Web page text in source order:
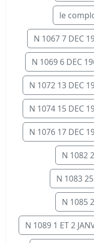
le
N 1067 7 DEC
N 1069 6 DEC
N 1072 13 DEC
N 1074 15 DEC
N 1076 17 DEC
N 1082
N 1083
N 1085
N 1089 1 ET 2